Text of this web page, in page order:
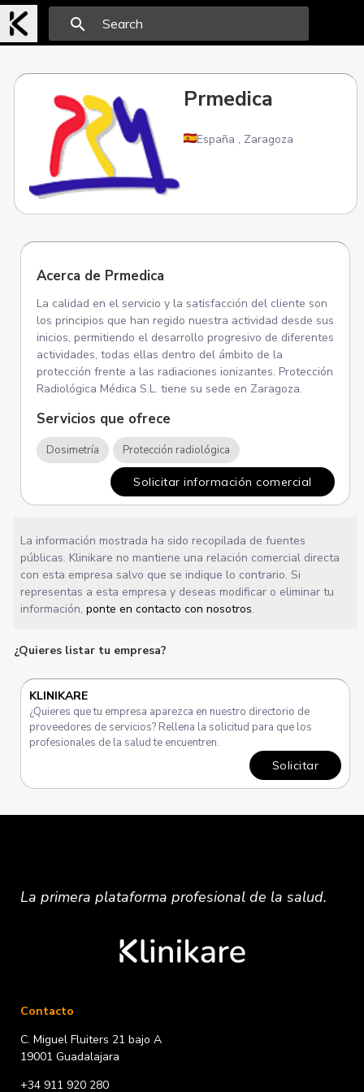
search
Prmedica
España , Zaragoza
Acerca de Prmedica
La calidad en el servicio y la satisfacción del cliente son
los principios que han regido nuestra actividad desde sus
inicios, permitiendo el desarrollo progresivo de diferentes
actividades, todas ellas dentro del ámbito de la
protección frente a las radiaciones ionizantes. Protección
Radiológica Médica S.L. tiene su sede en Zaragoza.
Servicios que ofrece
Dosimetría Protección radiológica
Solicitar información comercial
La información mostrada ha sido recopilada de fuentes
públicas. Klinikare no mantiene una relación comercial directa
con esta empresa salvo que se indique lo contrario. Si
representas a esta empresa y deseas modificar o eliminar tu
información,ponte en contacto con nosotros.
¿Quieres listar tu empresa?
KLINIKARE
¿Quieres que tu empresa aparezca en nuestro directorio de
proveedores de servicios? Rellena la solicitud para que los
profesionales de la salud te encuentren.
Solicitar
La primera plataformaprofesionalde la salud.
Contacto
C. Miguel Fluiters 21 bajo A
19001 Guadalajara
+34 911 920 280